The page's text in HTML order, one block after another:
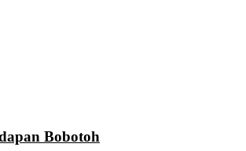
Bobotoh